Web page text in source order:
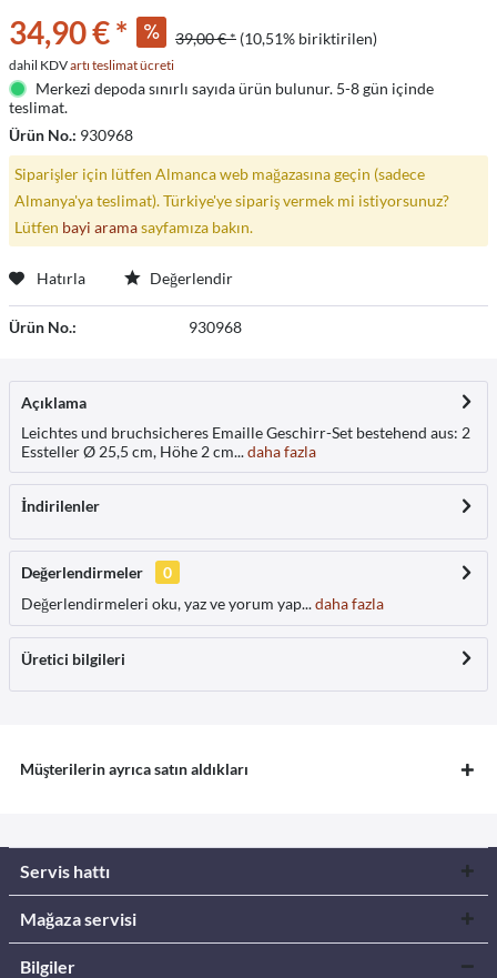
34,90 € * 39,00 € * (10,51% biriktirilen)
dahil KDVartı teslimat ücreti
Merkezi depoda sınırlı sayıda ürün bulunur. 5-8 gün içinde
teslimat.
Ürün No.: 930968
Siparişler için lütfen Almanca web mağazasına geçin (sadece
Almanya'ya teslimat). Türkiye'ye sipariş vermek mi istiyorsunuz?
Lütfen bayi aramasayfamıza bakın.
Hatırla Değerlendir
Ürün No.: 930968
Açıklama
Leichtes und bruchsicheres Emaille Geschirr-Set bestehend aus: 2
Essteller Ø 25,5 cm, Höhe 2 cm...daha fazla
İndirilenler
Değerlendirmeler
0
Değerlendirmeleri oku, yaz ve yorum yap...daha fazla
Üretici bilgileri
Müşterilerin ayrıca satın aldıkları
Servis hattı
Mağaza servisi
Bilgiler